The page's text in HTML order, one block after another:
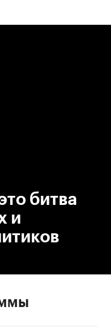
битва
и